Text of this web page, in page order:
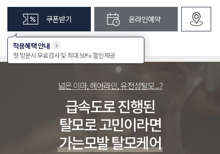
쿠폰받기
적용혜택 안내
첫 방문시 무료검사 및 최대 50% 할인제공
온라인예약
넓은 이마, 헤어라인, 유전성탈모...?
급속도로 진행된
탈모로 고민이라면
가는모발 탈모케어
개인정보 수집 및 이용 동의 (필수) 전체보기
확인